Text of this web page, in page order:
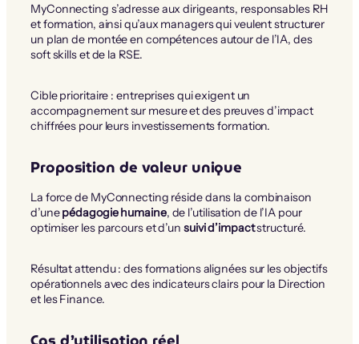
MyConnecting s’adresse aux dirigeants, responsables RH
et formation, ainsi qu’aux managers qui veulent structurer
un plan de montée en compétences autour de l’IA, des
soft skills et de la RSE.
Cible prioritaire : entreprises qui exigent un
accompagnement sur mesure et des preuves d’impact
chiffrées pour leurs investissements formation.
Proposition de valeur unique
La force de MyConnecting réside dans la combinaison
d’unepédagogie humaine, de l’utilisation de l’IA pour
optimiser les parcours et d’un suivi d’impactstructuré.
Résultat attendu : des formations alignées sur les objectifs
opérationnels avec des indicateurs clairs pour la Direction
et les Finance.